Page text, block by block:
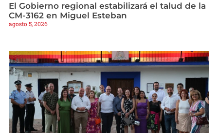
El Gobierno regional estabilizará el talud de la
CM-3162 en Miguel Esteban
agosto 5, 2026